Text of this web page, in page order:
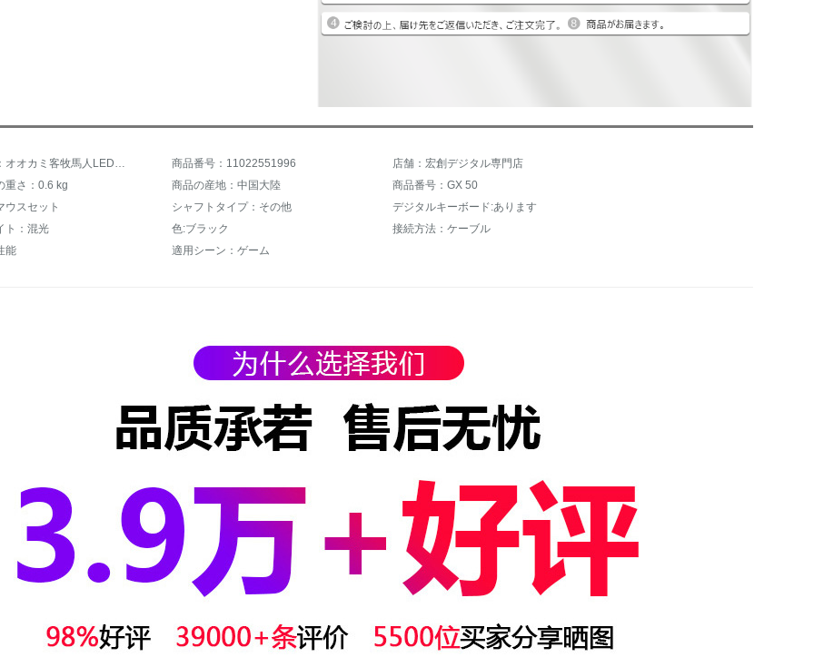
商品番号：11022551996
店舗：宏創デジタル専門店
重さ：0.6 kg
商品の産地：中国大陸
商品番号：GX 50
ウスセット
シャフトタイプ：その他
デジタルキーボード:あります
ト：混光
色:ブラック
接続方法：ケーブル
能
適用シーン：ゲーム